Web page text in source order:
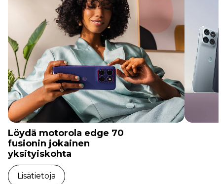
Lisätietoja
Löydä motorola edge 70
fusionin jokainen
yksityiskohta